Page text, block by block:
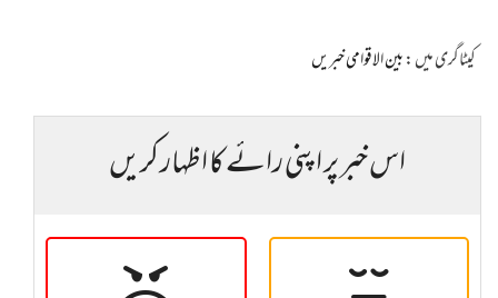
کیٹاگری میں :بین الاقوامی خبریں
اس خبر پر اپنی رائے کا اظہار کریں